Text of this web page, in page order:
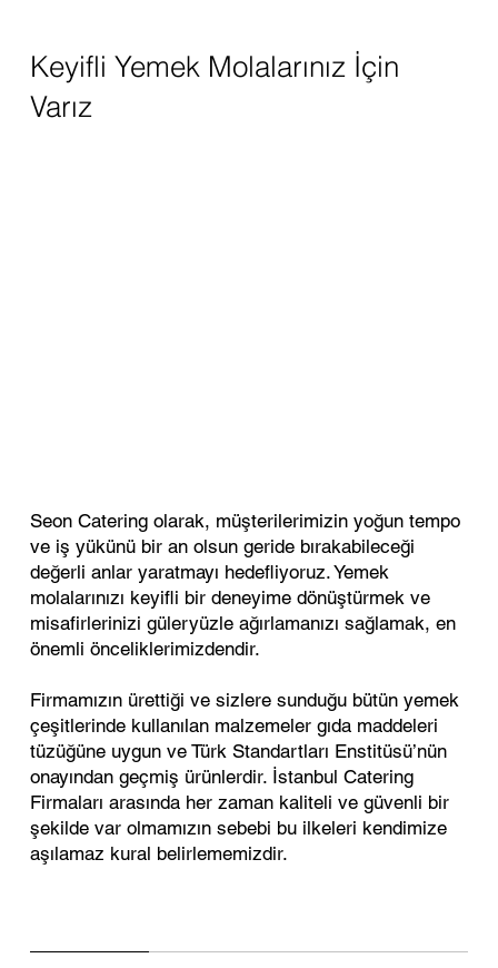
Keyifli Yemek Molalarınız İçin
Varız
Seon Catering olarak, müşterilerimizin yoğun tempo
ve iş yükünü bir an olsun geride bırakabileceği
değerli anlar yaratmayı hedefliyoruz. Yemek
molalarınızı keyifli bir deneyime dönüştürmek ve
misafirlerinizi güleryüzle ağırlamanızı sağlamak, en
önemli önceliklerimizdendir.
Firmamızın ürettiği ve sizlere sunduğu bütün yemek
çeşitlerinde kullanılan malzemeler gıda maddeleri
tüzüğüne uygun ve Türk Standartları Enstitüsü’nün
onayından geçmiş ürünlerdir. İstanbul Catering
Firmaları arasında her zaman kaliteli ve güvenli bir
şekilde var olmamızın sebebi bu ilkeleri kendimize
aşılamaz kural belirlememizdir.